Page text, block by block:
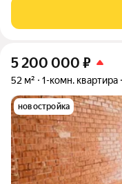
жить в тихом и
5 200 000 ₽
52 м² 1-комн. квартира
новостройка